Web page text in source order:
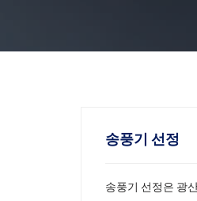
송풍기 선정
송풍기 선정은 광